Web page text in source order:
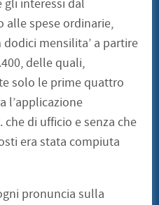
gli interessi dal
alle spese ordinarie,
mensilita’ a partire
delle quali,
solo le prime quattro
l’applicazione
che di ufficio e senza che
era stata compiuta
pronuncia sulla